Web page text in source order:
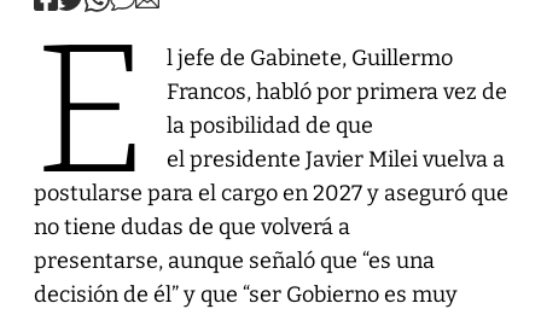
E
l jefe de Gabinete, Guillermo
Francos, habló por primera vez de
la posibilidad de que
el presidente Javier Milei vuelva a
postularse para el cargo en 2027 y aseguró que
no tiene dudas de que volverá a
presentarse, aunque señaló que “es una
decisión de él” y que “ser Gobierno es muy